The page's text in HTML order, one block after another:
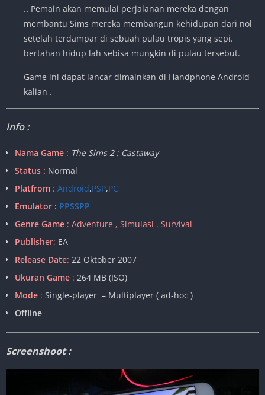
.. Pemain akan memulai perjalanan mereka dengan
membantu Sims mereka membangun kehidupan dari nol
setelah terdampar di sebuah pulau tropis yang sepi.
bertahan hidup lah sebisa mungkin di pulau tersebut.
Game ini dapat lancar dimainkan di Handphone Android
kalian .
Info :
Nama Game : The Sims 2 : Castaway
Status : Normal
Platfrom : Android,PSP,PC
Emulator : PPSSPP
Genre Game : Adventure , Simulasi . Survival
Publisher: EA
Release Date: 22 Oktober 2007
Ukuran Game : 264 MB (ISO)
Mode : Single-player – Multiplayer ( ad-hoc )
Offline
Screenshoot :